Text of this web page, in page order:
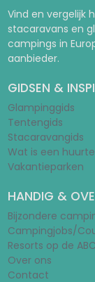
Vind en vergelijk
stacaravans en
campings in
aanbieder.
GIDSEN &
Glampinggids
Tentengids
Stacaravangids
Wat is een
Vakantieparken
HANDIG &
Bijzondere
Campingjobs/
Resorts op de
Over ons
Contact